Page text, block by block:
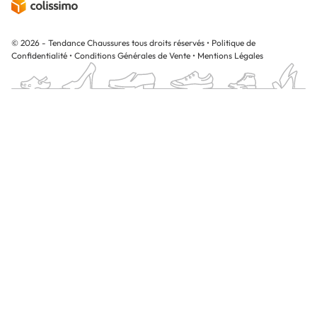
© 2026 - Tendance Chaussures tous droits réservés • Politique de
Confidentialité • Conditions Générales de Vente • Mentions Légales